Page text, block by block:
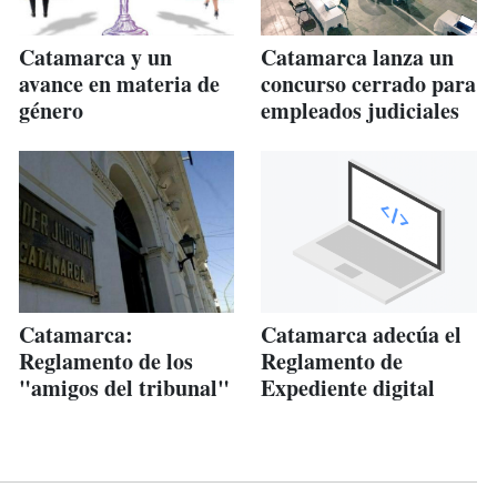
Catamarca y un
avance en materia de
género
Catamarca lanza un
concurso cerrado para
empleados judiciales
Catamarca:
Reglamento de los
"amigos del tribunal"
Catamarca adecúa el
Reglamento de
Expediente digital